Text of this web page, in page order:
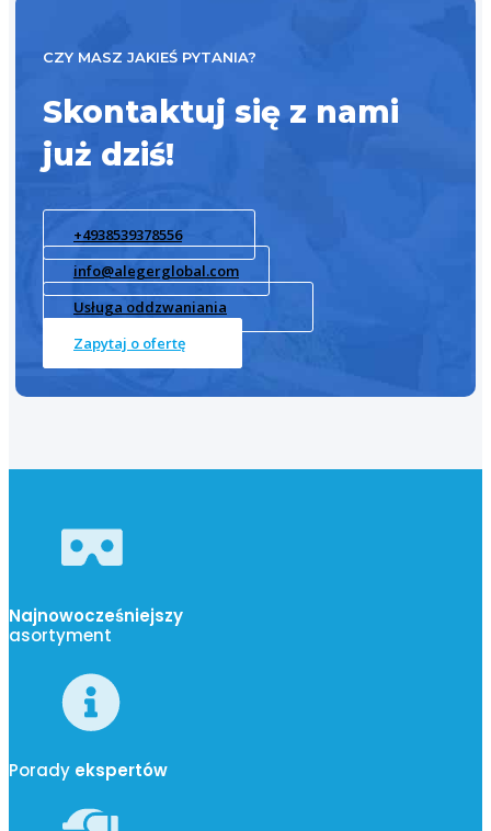
CZY MASZ JAKIEŚ PYTANIA?
Skontaktuj się z nami
już dziś!
+4938539378556
info@alegerglobal.com
Usługa oddzwaniania
Zapytaj o ofertę
Najnowocześniejszy
asortyment
Porady ekspertów